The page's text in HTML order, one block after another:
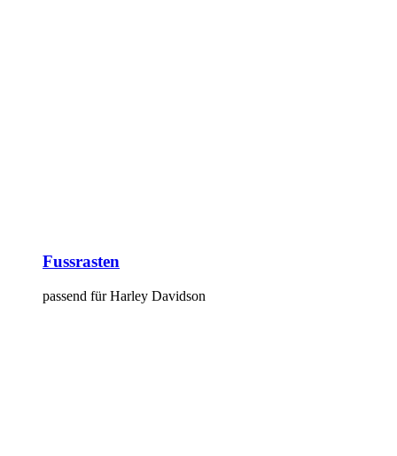
Fussrasten
passend für Harley Davidson